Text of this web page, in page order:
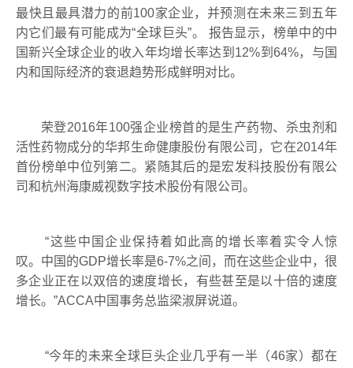
最快且最具潜力的前100家企业，并预测在未来三到五年
内它们最有可能成为“全球巨头”。
报告显示，榜单中的中
国新兴全球企业的收入年均增长率达到 12%到 64%，与国
内和国际经济的衰退趋势形成鲜明对比。
荣登2016年100强企业榜首的是生产药物、杀虫剂和
活性药物成分的华邦生命健康股份有限公司，它在2014年
首份榜单中位列第二。紧随其后的是宏发科技股份有限公
司和杭州海康威视数字技术股份有限公司。
“这些中国企业保持着如此高的增长率着实令人惊
叹。中国的GDP增长率是6-7%之间，而在这些企业中，很
多企业正在以双倍的速度增长，有些甚至是以十倍的速度
增长。 ”ACCA中国事务总监梁淑屏说道。
“今年的未来全球巨头企业几乎有一半（46家）都在